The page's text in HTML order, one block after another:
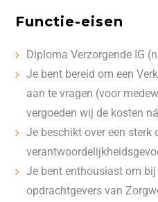
Functie-eisen
Diploma Verzorgende IG
Je bent bereid om een
aan te vragen (voor
vergoeden wij de kosten
Je beschikt over een sterk
Je bent enthousiast om bij
opdrachtgevers van